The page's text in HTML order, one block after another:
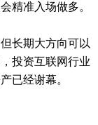
精准入场做多。
长期大方向可以
投资互联网行业
已经谢幕。